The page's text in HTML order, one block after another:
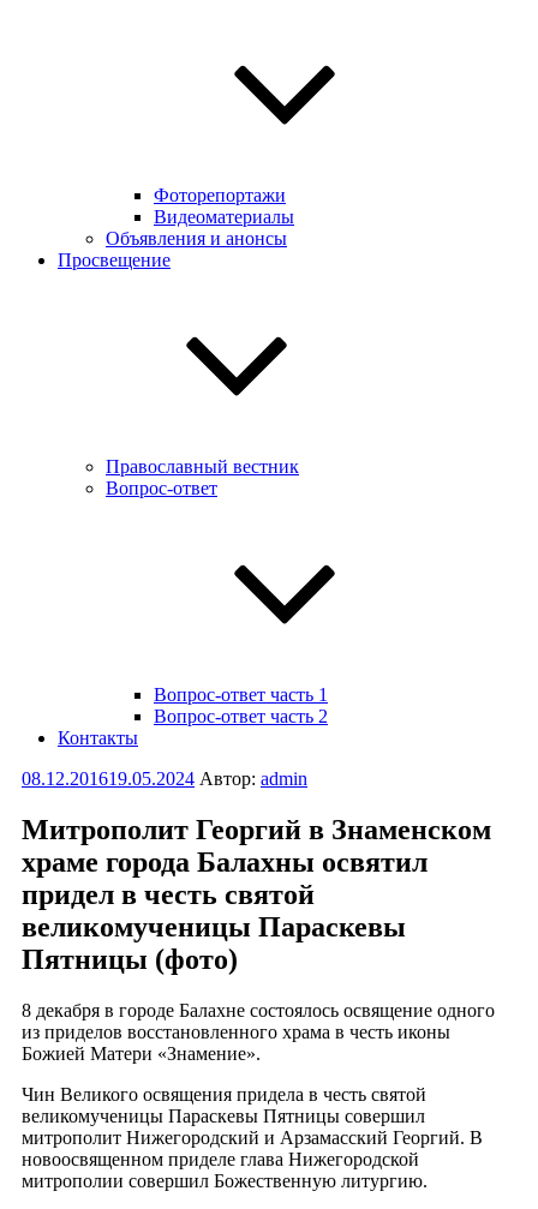
Фоторепортажи
Видеоматериалы
Объявления и анонсы
Просвещение
Православный вестник
Вопрос-ответ
Вопрос-ответ часть 1
Вопрос-ответ часть 2
Контакты
Опубликовано
08.12.201619.05.2024 Автор: admin
Митрополит Георгий в Знаменском
храме города Балахны освятил
придел в честь святой
великомученицы Параскевы
Пятницы (фото)
8 декабря в городе Балахне состоялось освящение одного
из приделов восстановленного храма в честь иконы
Божией Матери «Знамение».
Чин Великого освящения придела в честь святой
великомученицы Параскевы Пятницы совершил
митрополит Нижегородский и Арзамасский Георгий. В
новоосвященном приделе глава Нижегородской
митрополии совершил Божественную литургию.